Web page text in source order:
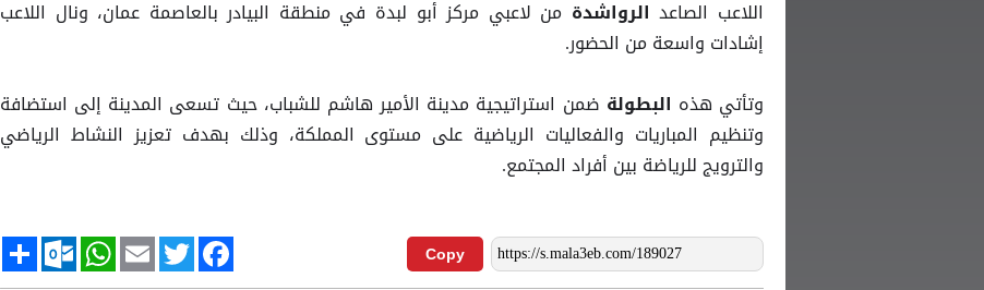
اللاعب الصاعدالرواشدة من لاعبي مركز أبو لبدة في منطقة البيادر بالعاصمة عمان، ونال اللاعب
إشادات واسعة من الحضور.
وتأتي هذه البطولة ضمن استراتيجية مدينة الأمير هاشم للشباب، حيث تسعى المدينة إلى استضافة
وتنظيم المباريات والفعاليات الرياضية على مستوى المملكة، وذلك بهدف تعزيز النشاط الرياضي
والترويج للرياضة بين أفراد المجتمع.
Copy
Facebook
Twitter
Email
WhatsApp
Outlook.com
Share